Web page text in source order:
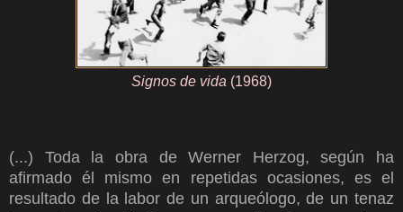
Signos de vida (1968)
(...) Toda la obra de Werner Herzog, según ha
afirmado él mismo en repetidas ocasiones, es el
resultado de la labor de un arqueólogo, de un tenaz